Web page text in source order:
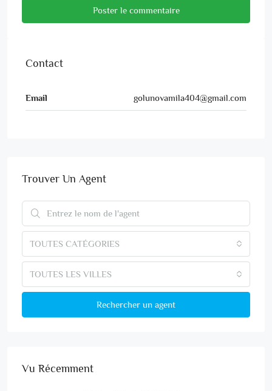
Poster le commentaire
Contact
Email golunovamila404@gmail.com
Trouver Un Agent
TOUTES CATÉGORIES
TOUTES LES VILLES
Rechercher un agent
Vu Récemment